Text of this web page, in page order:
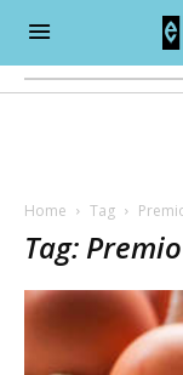
Home Tag
Tag: